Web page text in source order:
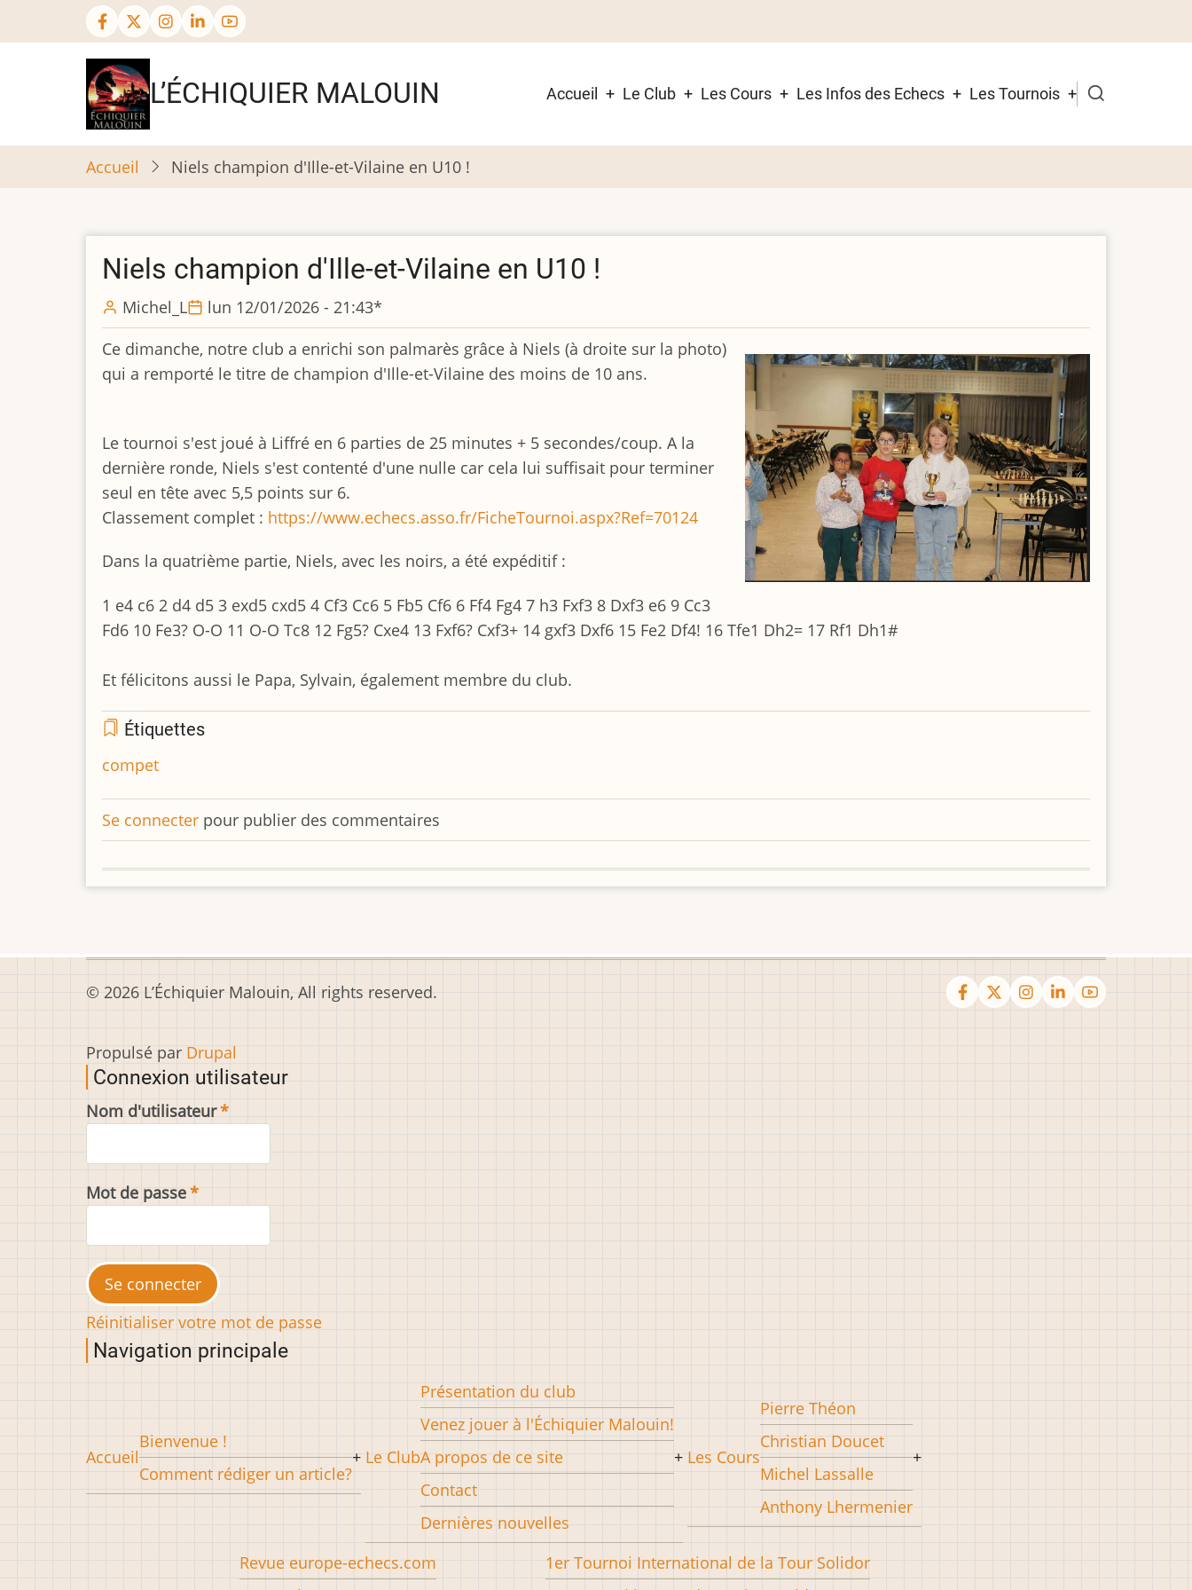
au
L’ÉCHIQUIER MALOUIN
Navigation
Accueil Le Club Les Cours Les Infos des Echecs Les Tournois
Accueil Niels champion d'Ille-et-Vilaine en U10 !
Niels champion d'Ille-et-Vilaine en U10 !
Michel_L lun 12/01/2026 - 21:43*
Ce dimanche, notre club a enrichi son palmarès grâce à Niels (à droite sur la photo)
qui a remporté le titre de champion d'Ille-et-Vilaine des moins de 10 ans.
Le tournoi s'est joué à Liffré en 6 parties de 25 minutes + 5 secondes/coup. A la
dernière ronde, Niels s'est contenté d'une nulle car cela lui suffisait pour terminer
seul en tête avec 5,5 points sur 6.
Classement complet : https://www.echecs.asso.fr/FicheTournoi.aspx?Ref=70124
Dans la quatrième partie, Niels, avec les noirs, a été expéditif :
1 e4 c6 2 d4 d5 3 exd5 cxd5 4 Cf3 Cc6 5 Fb5 Cf6 6 Ff4 Fg4 7 h3 Fxf3 8 Dxf3 e6 9 Cc3
Fd6 10 Fe3? O-O 11 O-O Tc8 12 Fg5? Cxe4 13 Fxf6? Cxf3+ 14 gxf3 Dxf6 15 Fe2 Df4! 16 Tfe1 Dh2= 17 Rf1 Dh1#
Et félicitons aussi le Papa, Sylvain, également membre du club.
Étiquettes
compet
Se connecter pour publier des commentaires
© 2026 L’Échiquier Malouin, All rights reserved.
Propulsé par Drupal
Connexion utilisateur
Nom d'utilisateur
Mot de passe
Réinitialiser votre mot de passe
Navigation principale
Accueil
Bienvenue !
Comment rédiger un article?
Le Club
Présentation du club
Venez jouer à l'Échiquier Malouin!
A propos de ce site
Contact
Dernières nouvelles
Les Cours
Pierre Théon
Christian Doucet
Michel Lassalle
Anthony Lhermenier
Revue europe-echecs.com
1er Tournoi International de la Tour Solidor